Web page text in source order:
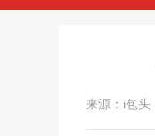
来源：i包头